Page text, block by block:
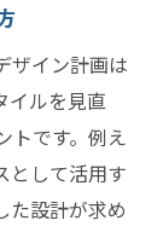
ザイン計画は
イルを見直
トです。例え
として活用す
た設計が求め